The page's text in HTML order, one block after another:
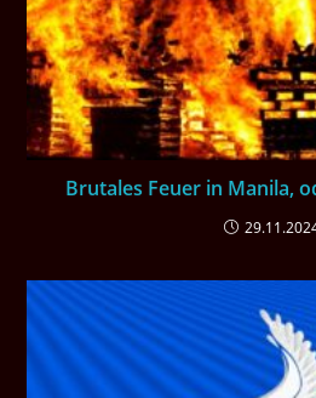
Brutales Feuer in Manila,